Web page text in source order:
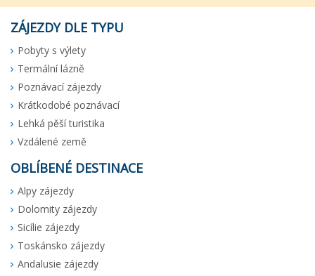
ZÁJEZDY DLE TYPU
Pobyty s výlety
Termální lázně
Poznávací zájezdy
Krátkodobé poznávací
Lehká pěší turistika
Vzdálené země
OBLÍBENÉ DESTINACE
Alpy zájezdy
Dolomity zájezdy
Sicílie zájezdy
Toskánsko zájezdy
Andalusie zájezdy